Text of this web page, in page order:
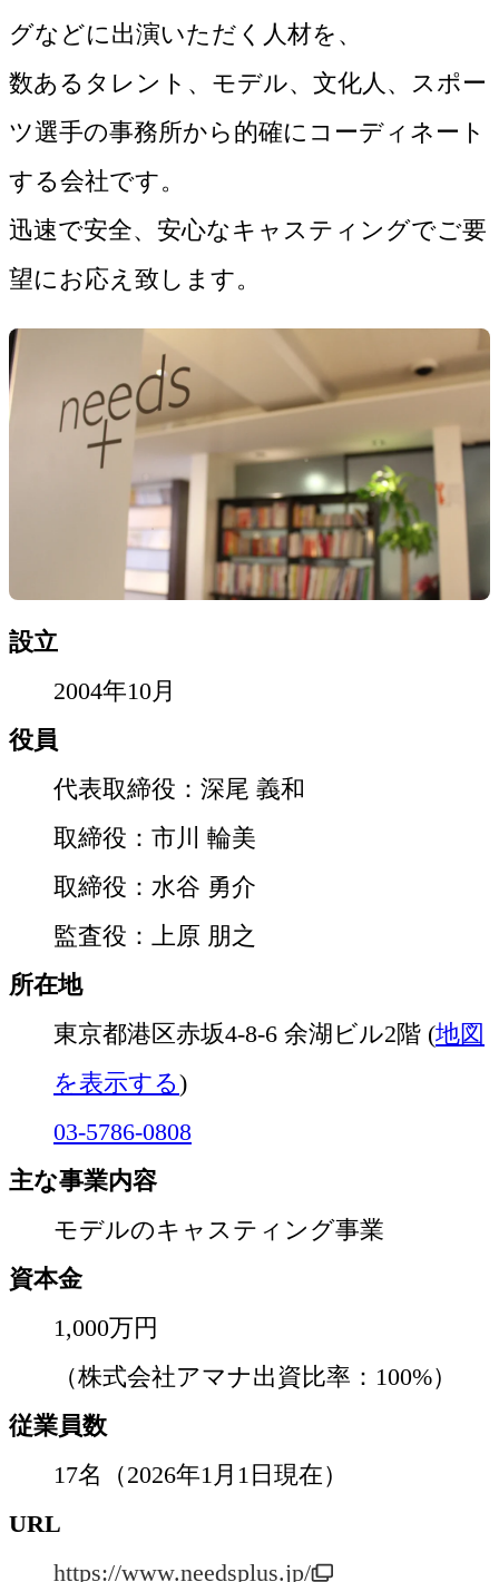
グなどに出演いただく人材を、
数あるタレント、モデル、文化人、スポー
ツ選手の事務所から的確にコーディネート
する会社です。
迅速で安全、安心なキャスティングでご要
望にお応え致します。
設立
2004年10月
役員
代表取締役：深尾 義和
取締役：市川 輪美
取締役：水谷 勇介
監査役：上原 朋之
所在地
東京都港区赤坂4-8-6 余湖ビル2階 (地図
を表示する)
03-5786-0808
主な事業内容
モデルのキャスティング事業
資本金
1,000万円
（株式会社アマナ出資比率：100%）
従業員数
17名（2026年1月1日現在）
URL
https://www.needsplus.jp/